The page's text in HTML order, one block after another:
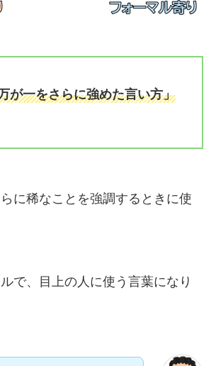
が一をさらに強めた言い方」
に稀なことを強調するときに使
で、目上の人に使う言葉になり